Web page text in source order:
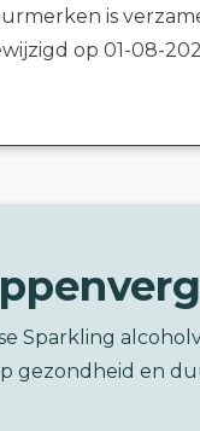
is
op 01-08-
Sparkling
gezondheid en